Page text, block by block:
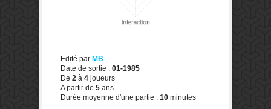
Edité par MB
Date de sortie : 01-1985
De 2 à 4 joueurs
A partir de 5 ans
Durée moyenne d'une partie : 10 minutes